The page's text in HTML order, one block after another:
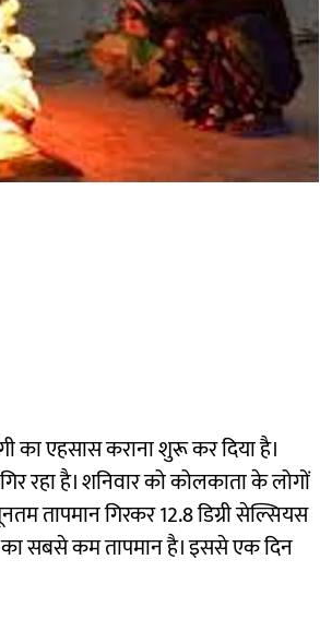
का एहसास कराना शुरू कर दिया है।
रहा है। शनिवार को कोलकाता के लोगों
तापमान गिरकर 12.8 डिग्री सेल्सियस
का सबसे कम तापमान है। इससे एक दिन